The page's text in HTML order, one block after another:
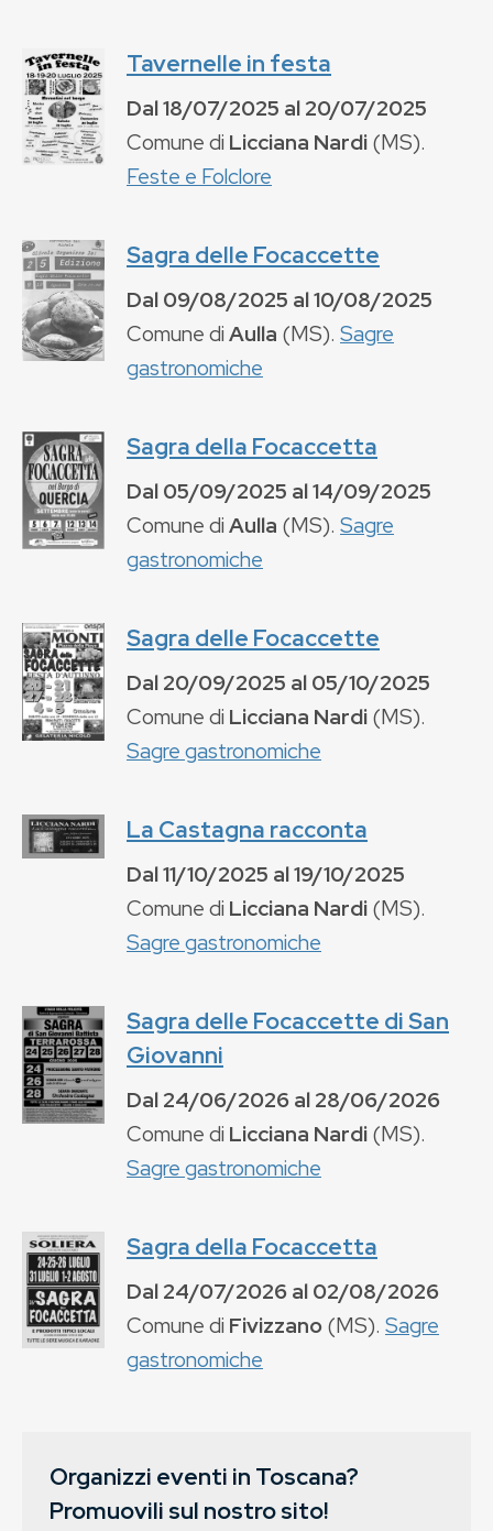
Tavernelle in festa
Dal18/07/2025 al20/07/2025
Comune di Licciana Nardi(MS).
Feste e Folclore
Sagra delle Focaccette
Dal09/08/2025 al10/08/2025
Comune diAulla (MS). Sagre
gastronomiche
Sagra della Focaccetta
Dal05/09/2025 al14/09/2025
Comune diAulla (MS). Sagre
gastronomiche
Sagra delle Focaccette
Dal20/09/2025 al05/10/2025
Comune di Licciana Nardi(MS).
Sagre gastronomiche
La Castagna racconta
Dal11/10/2025 al19/10/2025
Comune di Licciana Nardi(MS).
Sagre gastronomiche
Sagra delle Focaccette di San
Giovanni
Dal24/06/2026al28/06/2026
Comune di Licciana Nardi(MS).
Sagre gastronomiche
Sagra della Focaccetta
Dal24/07/2026al02/08/2026
Comune di Fivizzano(MS). Sagre
gastronomiche
Organizzi eventi in Toscana?
Promuovili sul nostro sito!